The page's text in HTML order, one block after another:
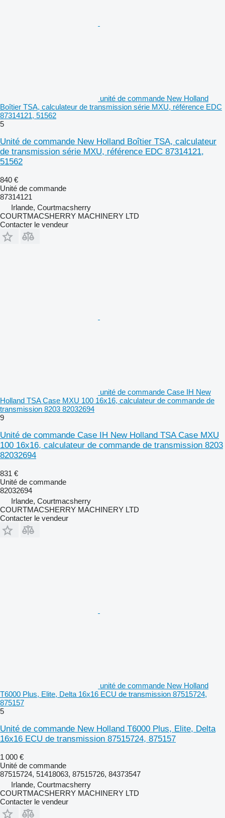
unité de commande New Holland
Boîtier TSA, calculateur de transmission série MXU, référence EDC
87314121, 51562
5
Unité de commande New Holland Boîtier TSA, calculateur
de transmission série MXU, référence EDC 87314121,
51562
840 €
Unité de commande
87314121
Irlande, Courtmacsherry
COURTMACSHERRY MACHINERY LTD
Contacter le vendeur
unité de commande Case IH New
Holland TSA Case MXU 100 16x16, calculateur de commande de
transmission 8203 82032694
9
Unité de commande Case IH New Holland TSA Case MXU
100 16x16, calculateur de commande de transmission 8203
82032694
831 €
Unité de commande
82032694
Irlande, Courtmacsherry
COURTMACSHERRY MACHINERY LTD
Contacter le vendeur
unité de commande New Holland
T6000 Plus, Elite, Delta 16x16 ECU de transmission 87515724,
875157
5
Unité de commande New Holland T6000 Plus, Elite, Delta
16x16 ECU de transmission 87515724, 875157
1 000 €
Unité de commande
87515724, 51418063, 87515726, 84373547
Irlande, Courtmacsherry
COURTMACSHERRY MACHINERY LTD
Contacter le vendeur